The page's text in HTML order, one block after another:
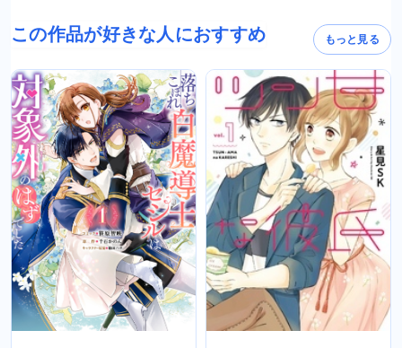
この作品が好きな人におすすめ もっと見る